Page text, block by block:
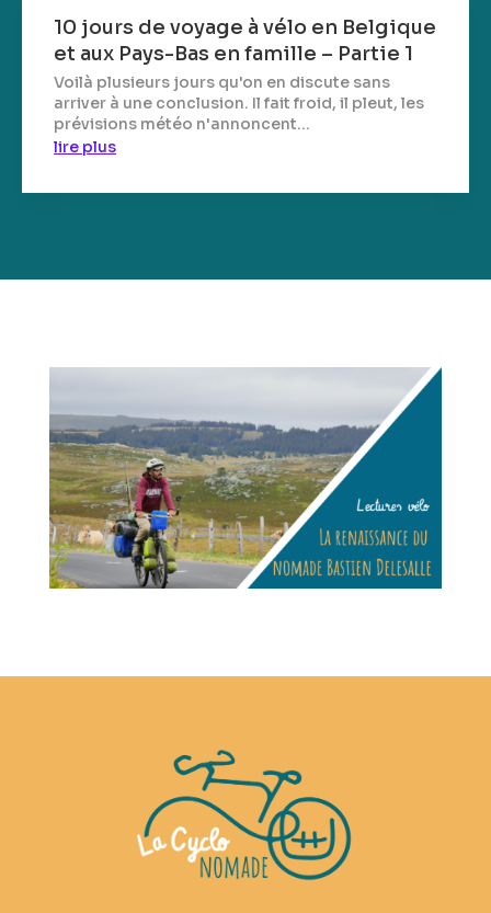
10 jours de voyage à vélo en Belgique
et aux Pays-Bas en famille – Partie 1
Voilà plusieurs jours qu'on en discute sans
arriver à une conclusion. Il fait froid, il pleut, les
prévisions météo n'annoncent...
lire plus